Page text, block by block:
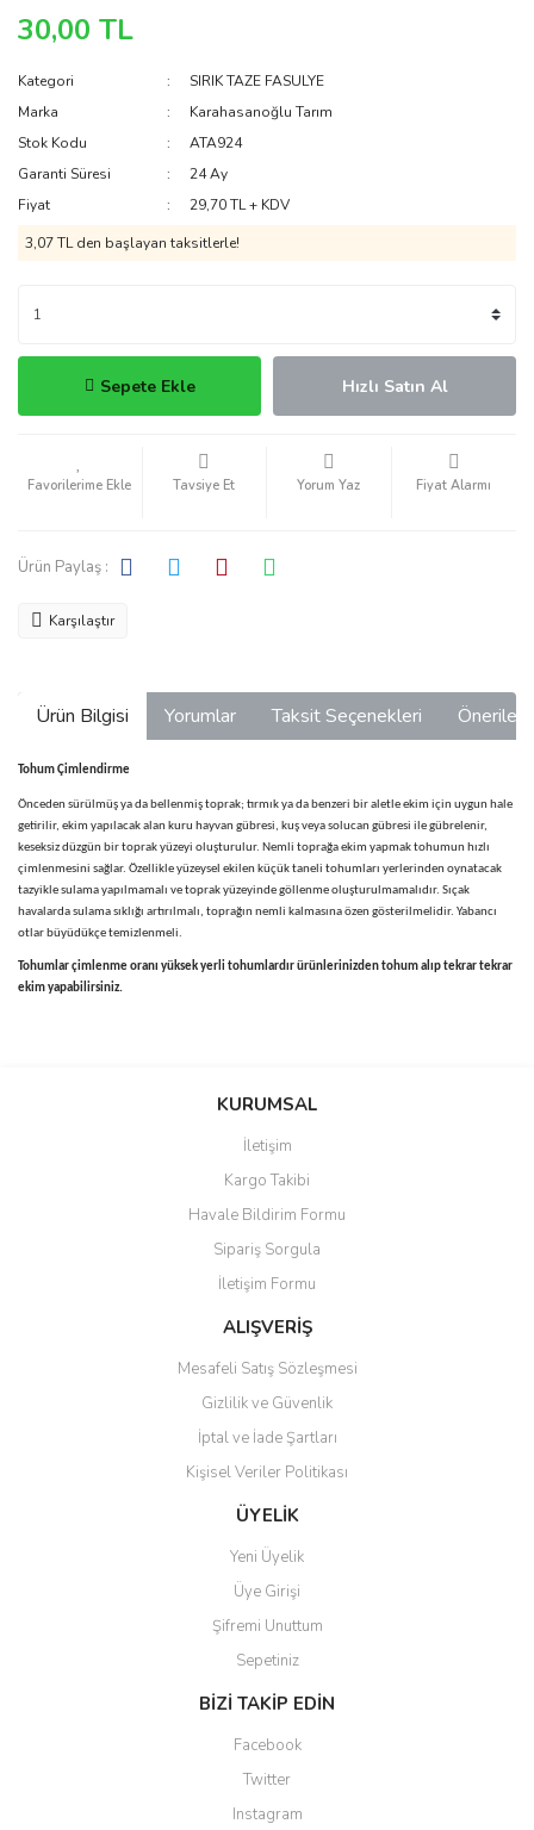
30,00 TL
Kategori
SIRIK TAZE FASULYE
Marka
Karahasanoğlu Tarım
Stok Kodu
ATA924
Garanti Süresi
24 Ay
Fiyat
29,70 TL + KDV
3,07 TL den başlayan taksitlerle!
Sepete Ekle Hızlı Satın Al
Tavsiye Et Yorum Yaz Fiyat Alarmı
Ürün Paylaş :
Karşılaştır
Ürün Bilgisi Yorumlar Taksit Seçenekleri
Tohum Çimlendirme
Önceden sürülmüş ya da bellenmiş toprak; tırmık ya da benzeri bir aletle ekim için uygun hale
getirilir, ekim yapılacak alan kuru hayvan gübresi, kuş veya solucan gübresi ile gübrelenir,
keseksiz düzgün bir toprak yüzeyi oluşturulur. Nemli toprağa ekim yapmak tohumun hızlı
çimlenmesini sağlar. Özellikle yüzeysel ekilen küçük taneli tohumları yerlerinden oynatacak
tazyikle sulama yapılmamalı ve toprak yüzeyinde göllenme oluşturulmamalıdır. Sıçak
havalarda sulama sıklığı artırılmalı, toprağın nemli kalmasına özen gösterilmelidir. Yabancı
otlar büyüdükçe temizlenmeli.
Tohumlar çimlenme oranı yüksek yerli tohumlardır ürünlerinizden tohum alıp tekrar tekrar
ekim yapabilirsiniz.
Bu ürüne ilk yorumu siz yapın!
Ürün resmi kalitesiz, bozuk veya görüntülenemiyor.
Ürün açıklamasında eksik bilgiler bulunuyor.
Ürün bilgilerinde hatalar bulunuyor.
Ürün fiyatı diğer sitelerden daha pahalı.
Bu ürüne benzer farklı alternatifler olmalı.
Gönder
KURUMSAL
İletişim
Kargo Takibi
Havale Bildirim Formu
Sipariş Sorgula
İletişim Formu
ALIŞVERİŞ
Mesafeli Satış Sözleşmesi
Gizlilik ve Güvenlik
İptal ve İade Şartları
Kişisel Veriler Politikası
ÜYELİK
Yeni Üyelik
Üye Girişi
Şifremi Unuttum
Sepetiniz
BİZİ TAKİP EDİN
Facebook
Twitter
Instagram